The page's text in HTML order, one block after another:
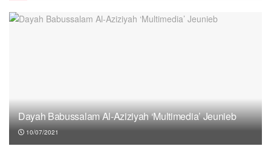
Dayah Babussalam Al-Aziziyah ‘Multimedia’ Jeunieb
10/07/2021